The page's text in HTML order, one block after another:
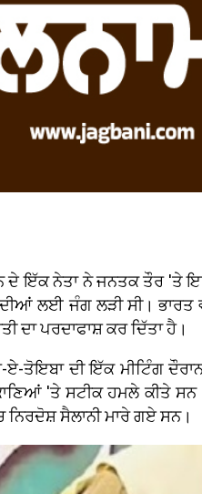
ਦੇ ਇੱਕ ਨੇਤਾ ਨੇ ਜਨਤਕ ਤੌਰ 'ਤੇ
ਲਈ ਜੰਗ ਲੜੀ ਸੀ।
ਦਾ ਪਰਦਾਫਾਸ਼ ਕਰ ਦਿੱਤਾ ਹੈ।
ਏ-ਤੋਇਬਾ ਦੀ ਇੱਕ ਮੀਟਿੰਗ
'ਤੇ ਸਟੀਕ ਹਮਲੇ ਕੀਤੇ
ਨਿਰਦੋਸ਼ ਸੈਲਾਨੀ ਮਾਰੇ ਗਏ ਸਨ।